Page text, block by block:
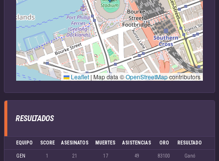
Leaflet | Map data ©OpenStreetMapcontributors
RESULTADOS
EQUIPO SCORE ASESINATOS MUERTES ASISTENCIAS ORO RESULTADO
GEN 1 21 17 49 83100 Ganó